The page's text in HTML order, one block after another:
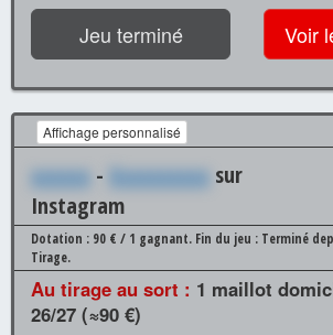
Jeu terminé Voir
Affichage personnalisé
xxxxxx - Xxxxxxxxxx sur
Instagram
Dotation : 90 € / 1 gagnant. Fin du jeu : Terminé
Tirage.
Au tirage au sort : 1 maillot
26/27 (≈90 €)